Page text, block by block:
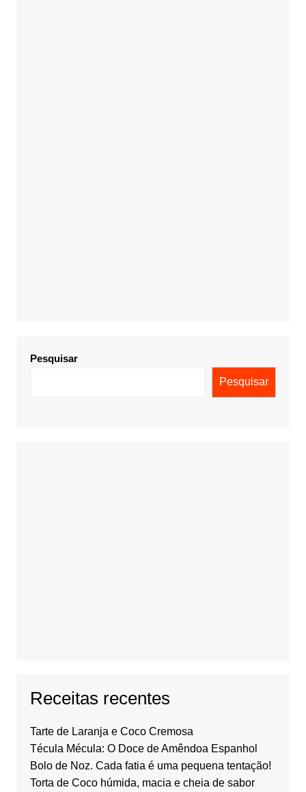
Pesquisar
Pesquisar
Receitas recentes
Tarte de Laranja e Coco Cremosa
Técula Mécula: O Doce de Amêndoa Espanhol
Bolo de Noz. Cada fatia é uma pequena tentação!
Torta de Coco húmida, macia e cheia de sabor